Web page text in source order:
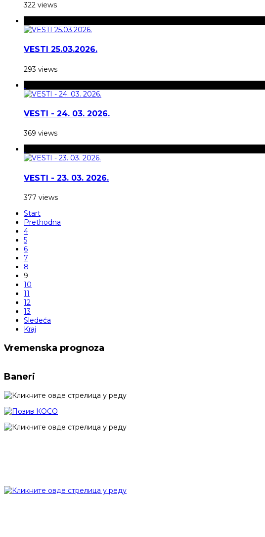
322 views
VESTI 25.03.2026.
293 views
VESTI - 24. 03. 2026.
369 views
VESTI - 23. 03. 2026.
377 views
Start
Prethodna
4
5
6
7
8
9
10
11
12
13
Sledeća
Kraj
Vremenska prognoza
Baneri